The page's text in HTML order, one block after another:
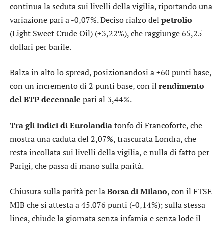
continua la seduta sui livelli della vigilia, riportando una
variazione pari a -0,07%. Deciso rialzo del petrolio
(Light Sweet Crude Oil) (+3,22%), che raggiunge 65,25
dollari per barile.
Balza in alto lospread, posizionandosi a +60 punti base,
con un incremento di 2 punti base, con il rendimento
del BTP decennale pari al 3,44%.
Tra gli indici di Eurolandiatonfo di Francoforte, che
mostra una caduta del 2,07%, trascurataLondra, che
resta incollata sui livelli della vigilia, e nulla di fatto per
Parigi, che passa di mano sulla parità.
Chiusura sulla parità per laBorsa di Milano, con il FTSE
MIB che si attesta a 45.076 punti (-0,14%); sulla stessa
linea, chiude la giornata senza infamia e senza lode il